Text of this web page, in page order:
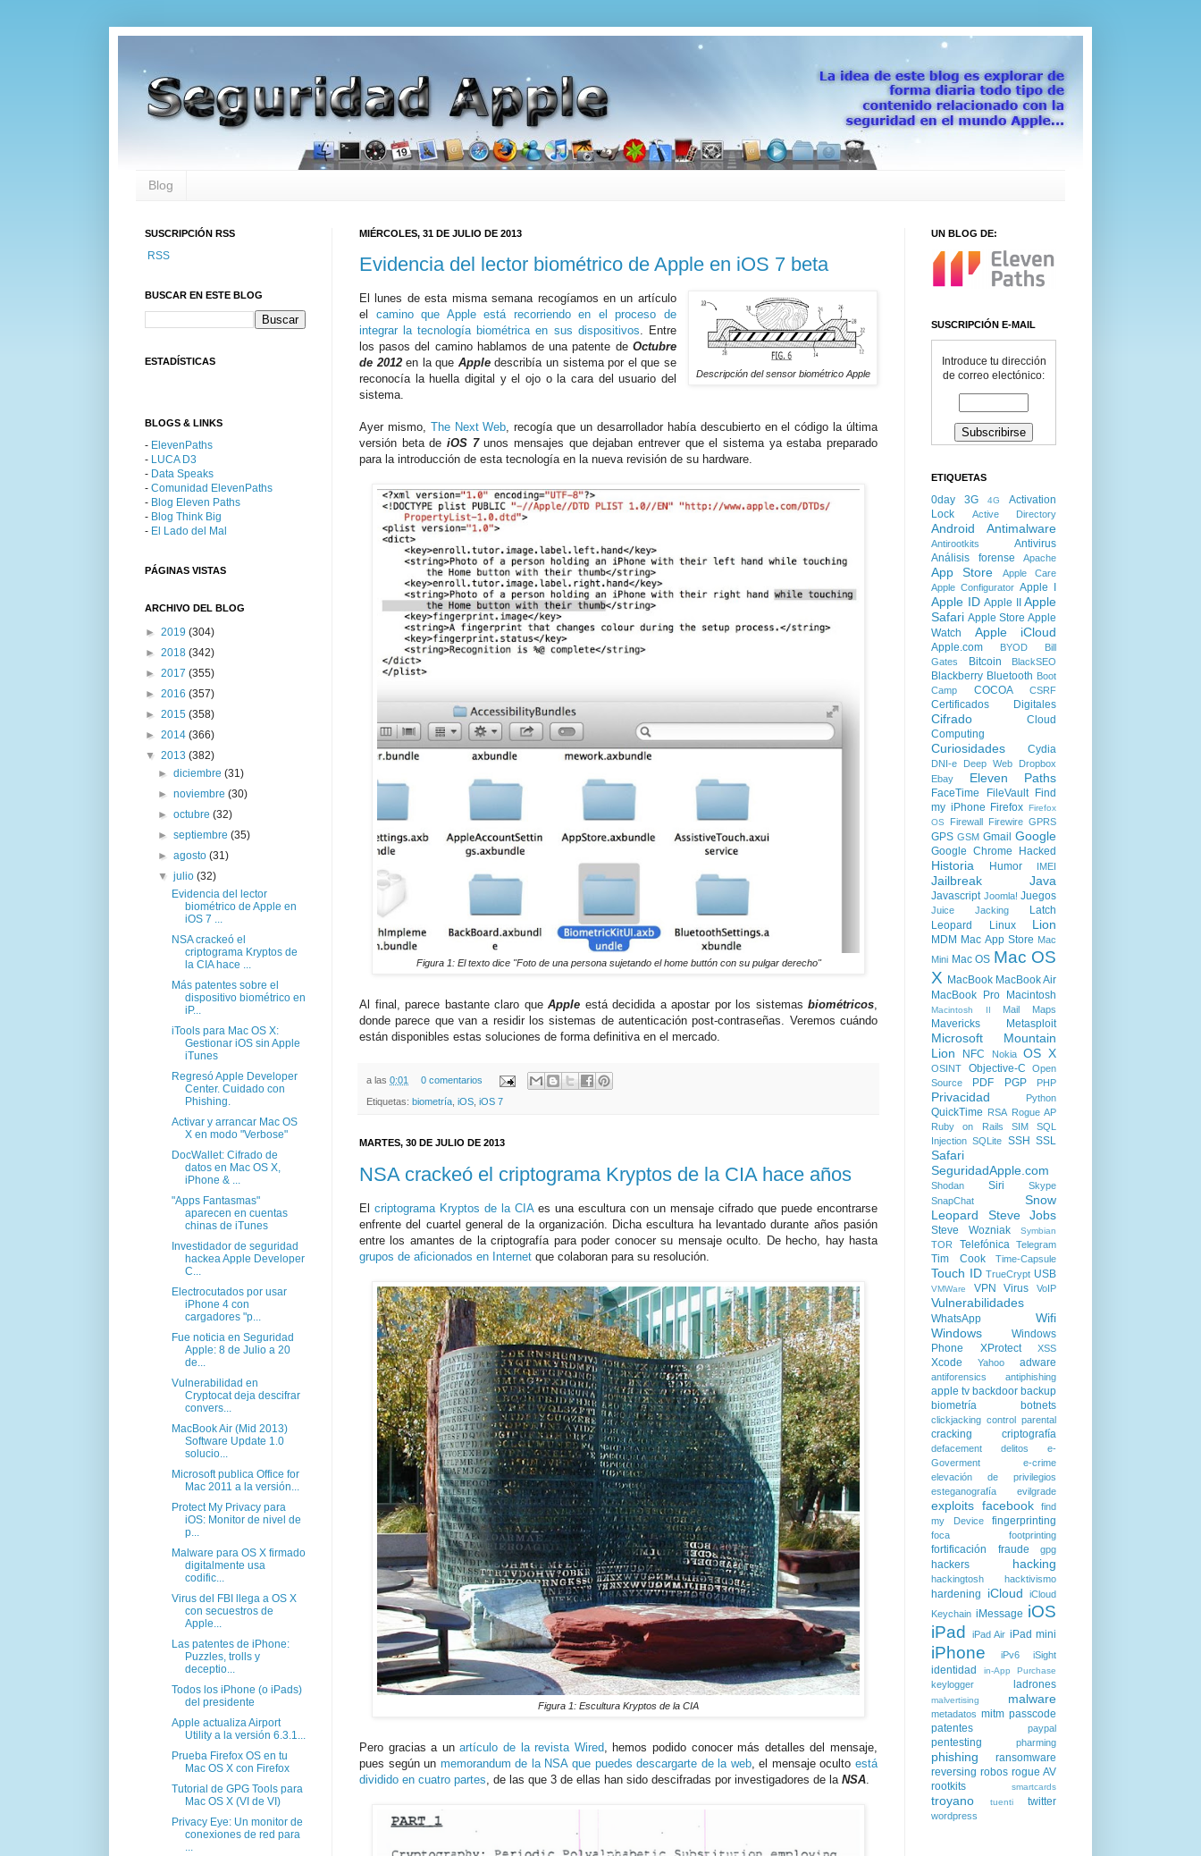
Blog
MIÉRCOLES, 31 DE JULIO DE 2013
Evidencia del lector biométrico de Apple en iOS 7 beta
Descripción del sensor biométrico Apple
El lunes de esta misma semana recogíamos en un artículo
el camino que Apple está recorriendo en el proceso de
integrar la tecnología biométrica en sus dispositivos. Entre
los pasos del camino hablamos de una patente de Octubre
de 2012en la que Appledescribía un sistema por el que se
reconocía la huella digital y el ojo o la cara del usuario del
sistema.
Ayer mismo, The Next Web, recogía que un desarrollador había descubierto en el código la última
versión beta de iOS 7unos mensajes que dejaban entrever que el sistema ya estaba preparado
para la introducción de esta tecnología en la nueva revisión de su hardware.
Figura 1: El texto dice "Foto de una persona sujetando el home buttón con su pulgar derecho"
Al final, parece bastante claro que Apple está decidida a apostar por los sistemas biométricos,
donde parece que van a residir los sistemas de autenticación post-contraseñas. Veremos cuándo
están disponibles estas soluciones de forma definitiva en el mercado.
a las 0:01 0 comentarios
Etiquetas: biometría, iOS, iOS 7
MARTES, 30 DE JULIO DE 2013
NSA crackeó el criptograma Kryptos de la CIA hace años
El criptograma Kryptos de la CIAes una escultura con un mensaje cifrado que puede encontrarse
enfrente del cuartel general de la organización. Dicha escultura ha levantado durante años pasión
entre los amantes de la criptografía para poder conocer su mensaje oculto. De hecho, hay hasta
grupos de aficionados en Internet que colaboran para su resolución.
Figura 1: Escultura Kryptos de la CIA
Pero gracias a unartículo de la revista Wired, hemos podido conocer más detalles del mensaje,
pues según un memorandum de la NSA que puedes descargarte de la web, el mensaje oculto está
dividido en cuatro partes , de las que 3 de ellas han sido descifradas por investigadores de la NSA
SUSCRIPCIÓN RSS
RSS
BUSCAR EN ESTE BLOG
ESTADÍSTICAS
BLOGS & LINKS
- ElevenPaths
- LUCA D3
- Data Speaks
- Comunidad ElevenPaths
- Blog Eleven Paths
- Blog Think Big
- El Lado del Mal
PÁGINAS VISTAS
ARCHIVO DEL BLOG
► 2019 (304)
► 2018 (342)
► 2017 (355)
► 2016 (357)
► 2015 (358)
► 2014 (366)
▼ 2013 (382)
►diciembre(31)
►noviembre(30)
►octubre(32)
►septiembre(35)
►agosto(31)
▼julio(32)
Evidencia del lector
biométrico de Apple en
iOS 7 ...
NSA crackeó el
criptograma Kryptos de
la CIA hace ...
Más patentes sobre el
dispositivo biométrico en
iP...
iTools para Mac OS X:
Gestionar iOS sin Apple
iTunes
Regresó Apple Developer
Center. Cuidado con
Phishing.
Activar y arrancar Mac OS
X en modo "Verbose"
DocWallet: Cifrado de
datos en Mac OS X,
iPhone & ...
"Apps Fantasmas"
aparecen en cuentas
chinas de iTunes
Investidador de seguridad
hackea Apple Developer
C...
Electrocutados por usar
iPhone 4 con
cargadores "p...
Fue noticia en Seguridad
Apple: 8 de Julio a 20
de...
Vulnerabilidad en
Cryptocat deja descifrar
convers...
MacBook Air (Mid 2013)
Software Update 1.0
solucio...
Microsoft publica Office for
Mac 2011 a la versión...
Protect My Privacy para
iOS: Monitor de nivel de
p...
Malware para OS X firmado
digitalmente usa
codific...
Virus del FBI llega a OS X
con secuestros de
Apple...
Las patentes de iPhone:
Puzzles, trolls y
deceptio...
Todos los iPhone (o iPads)
del presidente
Apple actualiza Airport
Utility a la versión 6.3.1...
Prueba Firefox OS en tu
Mac OS X con Firefox
Tutorial de GPG Tools para
Mac OS X (VI de VI)
Privacy Eye: Un monitor de
conexiones de red para
UN BLOG DE:
SUSCRIPCIÓN E-MAIL
Introduce tu dirección
de correo electónico:
ETIQUETAS
0day 3G 4G
Activation
Lock
Active Directory
Android Antimalware
Antirootkits
Antivirus
Análisis forense
Apache
App Store
Apple Care
Apple Configurator Apple I
Apple ID Apple II
Apple
Safari Apple Store Apple
Watch
Apple iCloud
Apple.com BYOD
Bill
Gates
Bitcoin BlackSEO
Blackberry Bluetooth Boot
Camp
COCOA CSRF
Certificados Digitales
Cifrado
Cloud
Computing
Curiosidades Cydia
DNI-e Deep Web
Dropbox
Ebay
Eleven Paths
FaceTime FileVault
Find
my iPhone Firefox Firefox
OS
Firewall Firewire GPRS
GPS GSM Gmail Google
Google Chrome Hacked
Historia Humor IMEI
Jailbreak Java
Javascript Joomla! Juegos
Juice Jacking
Latch
Leopard
Linux Lion
MDM Mac App Store Mac
Mini Mac OS Mac OS
X MacBook MacBook Air
MacBook Pro
Macintosh
Macintosh II Mail Maps
Mavericks Metasploit
Microsoft
Mountain
Lion
NFC Nokia OS X
OSINT Objective-C
Open
Source
PDF PGP PHP
Privacidad Python
QuickTime RSA Rogue AP
Ruby on Rails
SIM
SQL
Injection SQLite SSH SSL
Safari
SeguridadApple.com
Shodan Siri
Skype
SnapChat
Snow
Leopard
Steve Jobs
Steve Wozniak Symbian
TOR Telefónica Telegram
Tim Cook Time-Capsule
Touch ID TrueCrypt USB
VMWare VPN Virus VoIP
Vulnerabilidades
WhatsApp
Wifi
Windows
Windows
Phone
XProtect XSS
Xcode Yahoo adware
antiforensics antiphishing
apple tv backdoor backup
biometría
botnets
clickjacking control parental
cracking criptografía
defacement delitos
e-
Goverment
e-crime
elevación de privilegios
esteganografía
evilgrade
exploits facebook
find
my Device
fingerprinting
foca footprinting
fortificación fraude gpg
hackers hacking
hackingtosh hacktivismo
hardening iCloud
iCloud
Keychain iMessage iOS
iPad
iPad Air iPad mini
iPhone iPv6 iSight
identidad in-App Purchase
keylogger ladrones
malvertising malware
metadatos mitm passcode
patentes
paypal
pentesting pharming
phishing
ransomware
reversing robos rogue AV
rootkits
smartcards
troyano tuenti twitter
wordpress